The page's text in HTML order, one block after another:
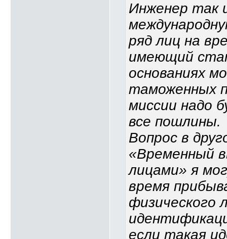
Инженер так
ряд лиц на
имеющий
основаниях
таможенных
миссии надо
все пошлины.
Вопрос в
«Временный
лицами» я
время
физического
если такая